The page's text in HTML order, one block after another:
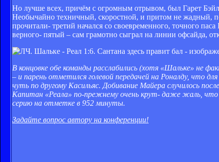
Но лучше всех, причём с огромным отрывом, был Гарет
Необычайно техничный, скоростной, и притом не жадный,
прочитали- третий начался со своевременного, точного
верного- пятый – сам грамотно сыграл на линии офсайда,
В концовке обе команды расслабились (хотя «Шальке» не
– и парень отметился голевой передачей на Роналду, что
чуть по другому Касильяс. Добивание Майера случилось
Капитан «Реала» по-прежнему очень крут- даже жаль,
серию на отметке в 952 минуты.
Задайте вопрос автору на конференции!